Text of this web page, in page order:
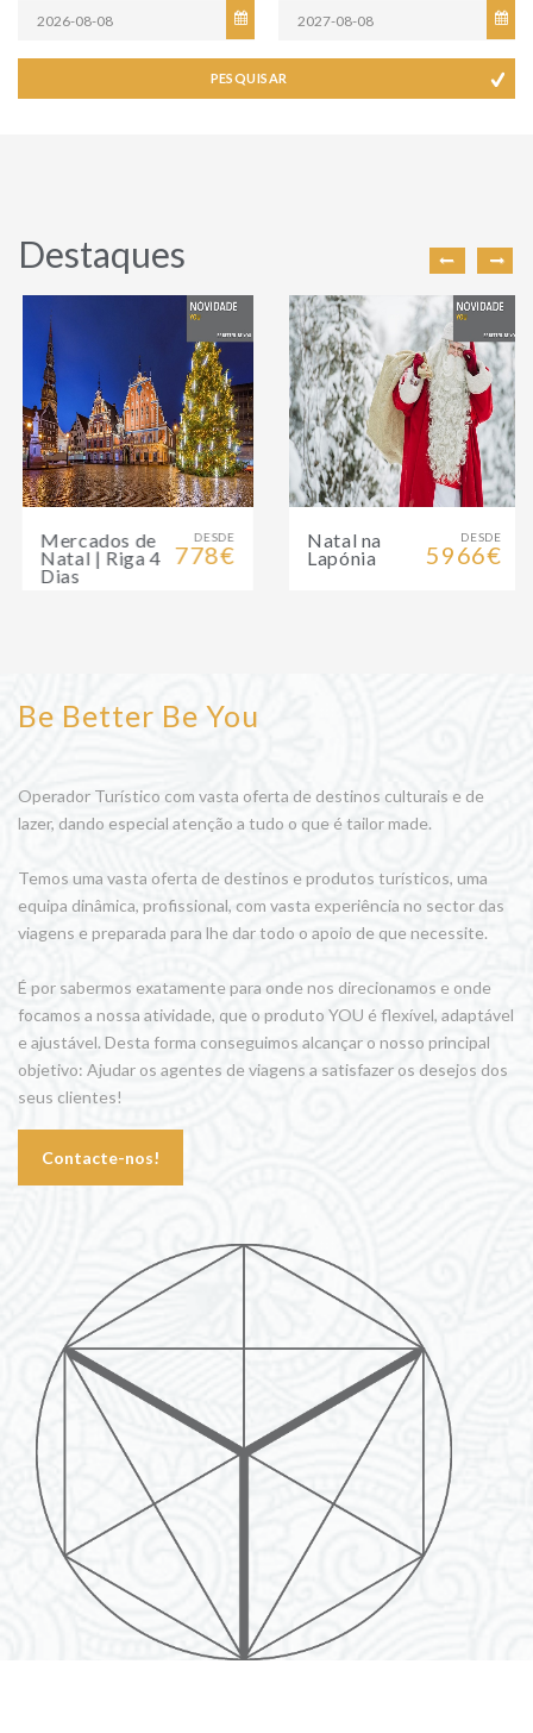
PESQUISAR
Destaques
DESDE
778€
Mercados de
Natal | Riga 4
Dias
DESDE
5966€
Natal na
Lapónia
Be Better Be You
Operador Turístico com vasta oferta de destinos culturais e de
lazer, dando especial atenção a tudo o que é tailor made.
Temos uma vasta oferta de destinos e produtos turísticos, uma
equipa dinâmica, profissional, com vasta experiência no sector das
viagens e preparada para lhe dar todo o apoio de que necessite.
É por sabermos exatamente para onde nos direcionamos e onde
focamos a nossa atividade, que o produto YOU é flexível, adaptável
e ajustável. Desta forma conseguimos alcançar o nosso principal
objetivo: Ajudar os agentes de viagens a satisfazer os desejos dos
seus clientes!
Contacte-nos!